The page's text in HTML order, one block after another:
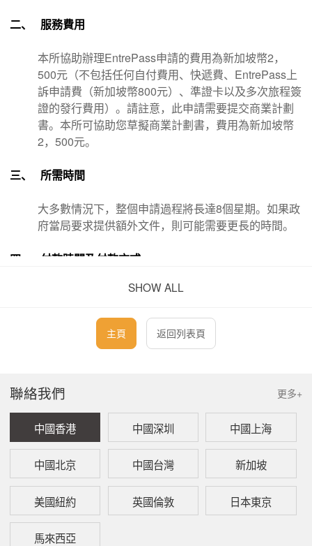
二、 服務費用
本所協助辦理EntrePass申請的費用為新加坡幣2，
500元（不包括任何自付費用、快遞費、EntrePass上
訴申請費（新加坡幣800元）、準證卡以及多次旅程簽
證的發行費用）。請註意，此申請需要提交商業計劃
書。本所可協助您草擬商業計劃書，費用為新加坡幣
2，500元。
三、 所需時間
大多數情況下，整個申請過程將長達8個星期。如果政
府當局要求提供額外文件，則可能需要更長的時間。
四、 付款時間及付款方式
本所要求在申請開始前全額付款。付款方式將於訂單
上述報價僅作初步參考用途，並不構成最終交易條款。所有
服務項目之價格將以本公司就個案作出的最終報價為準，且
本公司保留隨時調整價格之權利，毋須另行通知。
如果您需要進一步的資訊或協助，煩請您瀏覽本所的官方網
www.kaizencpa.com 或透過下列方式與本所聯絡：
電郵：info@kaizencpa.com
電話：+852 2341 1444
SHOW ALL
主頁 返回列表頁
更多+
聯絡我們
中國香港 中國深圳 中國上海
中國北京 中國台灣 新加坡
美國紐約 英國倫敦 日本東京
馬來西亞